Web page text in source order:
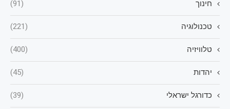
חינוך (91)
טכנולוגיה (221)
טלוויזיה (400)
יהדות (45)
כדורגל ישראלי (39)